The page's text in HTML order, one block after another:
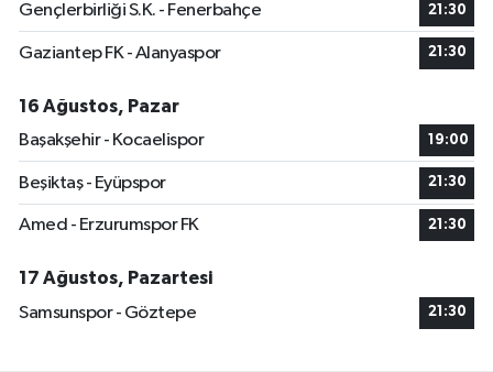
Gençlerbirliği S.K. - Fenerbahçe 21:30
Gaziantep FK - Alanyaspor 21:30
16 Ağustos, Pazar
Başakşehir - Kocaelispor
19:00
Beşiktaş - Eyüpspor 21:30
Amed - Erzurumspor FK 21:30
17 Ağustos, Pazartesi
Samsunspor - Göztepe
21:30